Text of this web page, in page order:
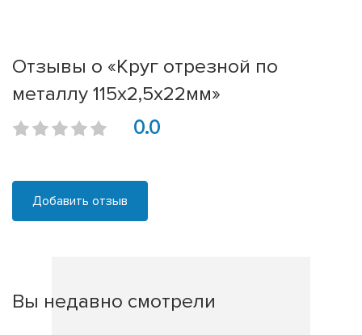
Отзывы о «Круг отрезной по
металлу 115х2,5х22мм»
0.0
Добавить отзыв
Вы недавно смотрели